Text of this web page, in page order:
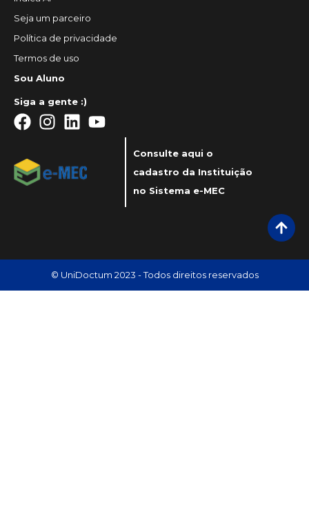
Seja um parceiro
Política de privacidade
Termos de uso
Sou Aluno
Siga a gente :)
Consulte aqui o
cadastro da Instituição
no Sistema e-MEC
© UniDoctum 2023 - Todos direitos reservados